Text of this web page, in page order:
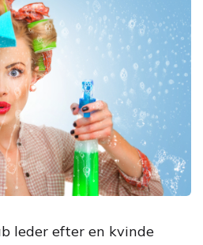
leder efter en kvinde